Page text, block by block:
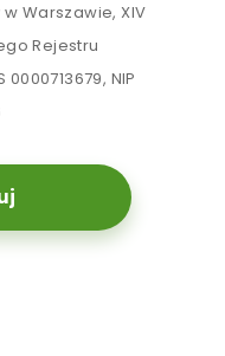
Warszawie, XIV
Rejestru
NIP